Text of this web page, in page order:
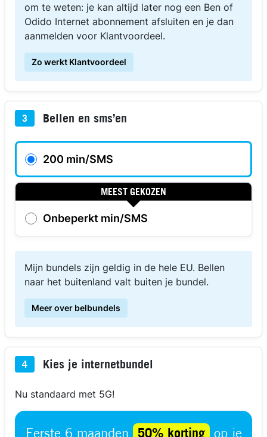
om te weten: je kan altijd later nog een Ben of
Odido Internet abonnement afsluiten en je dan
aanmelden voor Klantvoordeel.
Zo werkt Klantvoordeel
3 Bellen en sms’en
200 min/SMS
MEEST GEKOZEN
Onbeperkt min/SMS
Mijn bundels zijn geldig in de hele EU. Bellen
naar het buitenland valt buiten je bundel.
Meer over belbundels
4 Kies je internetbundel
Nu standaard met 5G!
Eerste 6 maanden 50% korting op je